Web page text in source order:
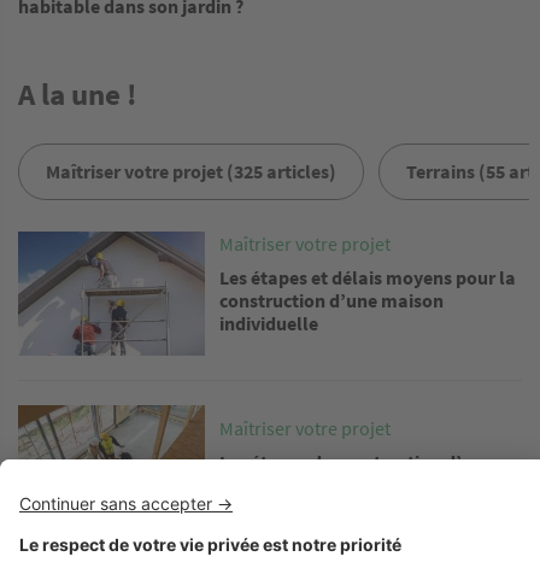
habitable dans son jardin ?
A la une !
Maîtriser votre projet (325 articles) Terrains (55
Maîtriser votre projet
Les étapes et délais moyens pour la
construction d’une maison
individuelle
Image
Maîtriser votre projet
Les étapes de construction d’une